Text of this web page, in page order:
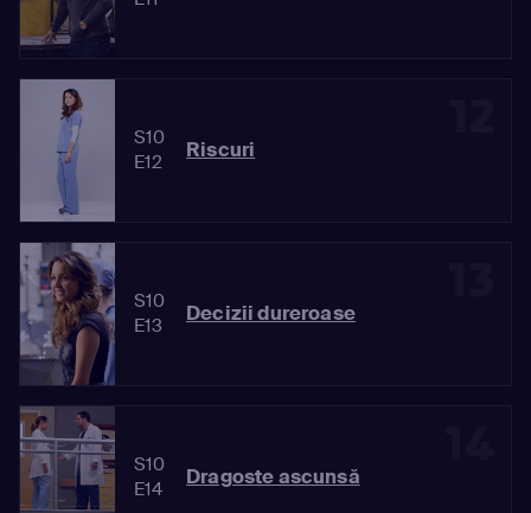
S10
E12
Riscuri
S10
E13
Decizii dureroase
S10
E14
Dragoste ascunsă